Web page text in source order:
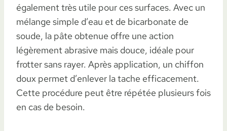
également très utile pour ces surfaces. Avec un
mélange simple d’eau et de bicarbonate de
soude, la pâte obtenue offre une action
légèrement abrasive mais douce, idéale pour
frotter sans rayer. Après application, un chiffon
doux permet d’enlever la tache efficacement.
Cette procédure peut être répétée plusieurs fois
en cas de besoin.